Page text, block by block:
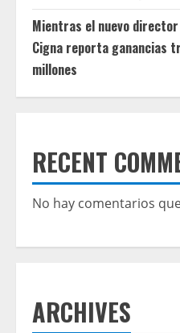
Mientras el nuevo
Cigna reporta ganancias
millones
RECENT
No hay comentarios
ARCHIVES